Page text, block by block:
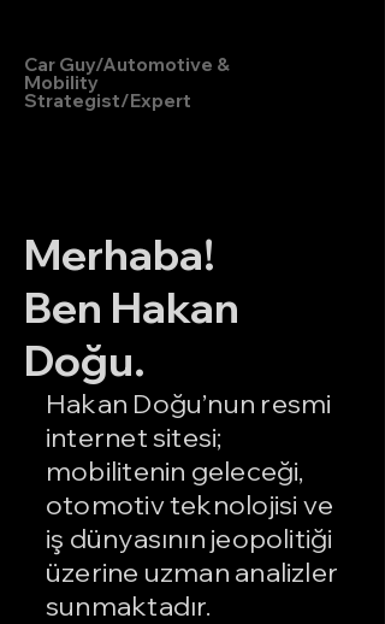
Car Guy/Automotive &
Mobility
Strategist/Expert
Merhaba!
Ben Hakan
Doğu.
Hakan Doğu’nun resmi
internet sitesi;
mobilitenin geleceği,
otomotiv teknolojisi ve
iş dünyasının jeopolitiği
üzerine uzman analizler
sunmaktadır.